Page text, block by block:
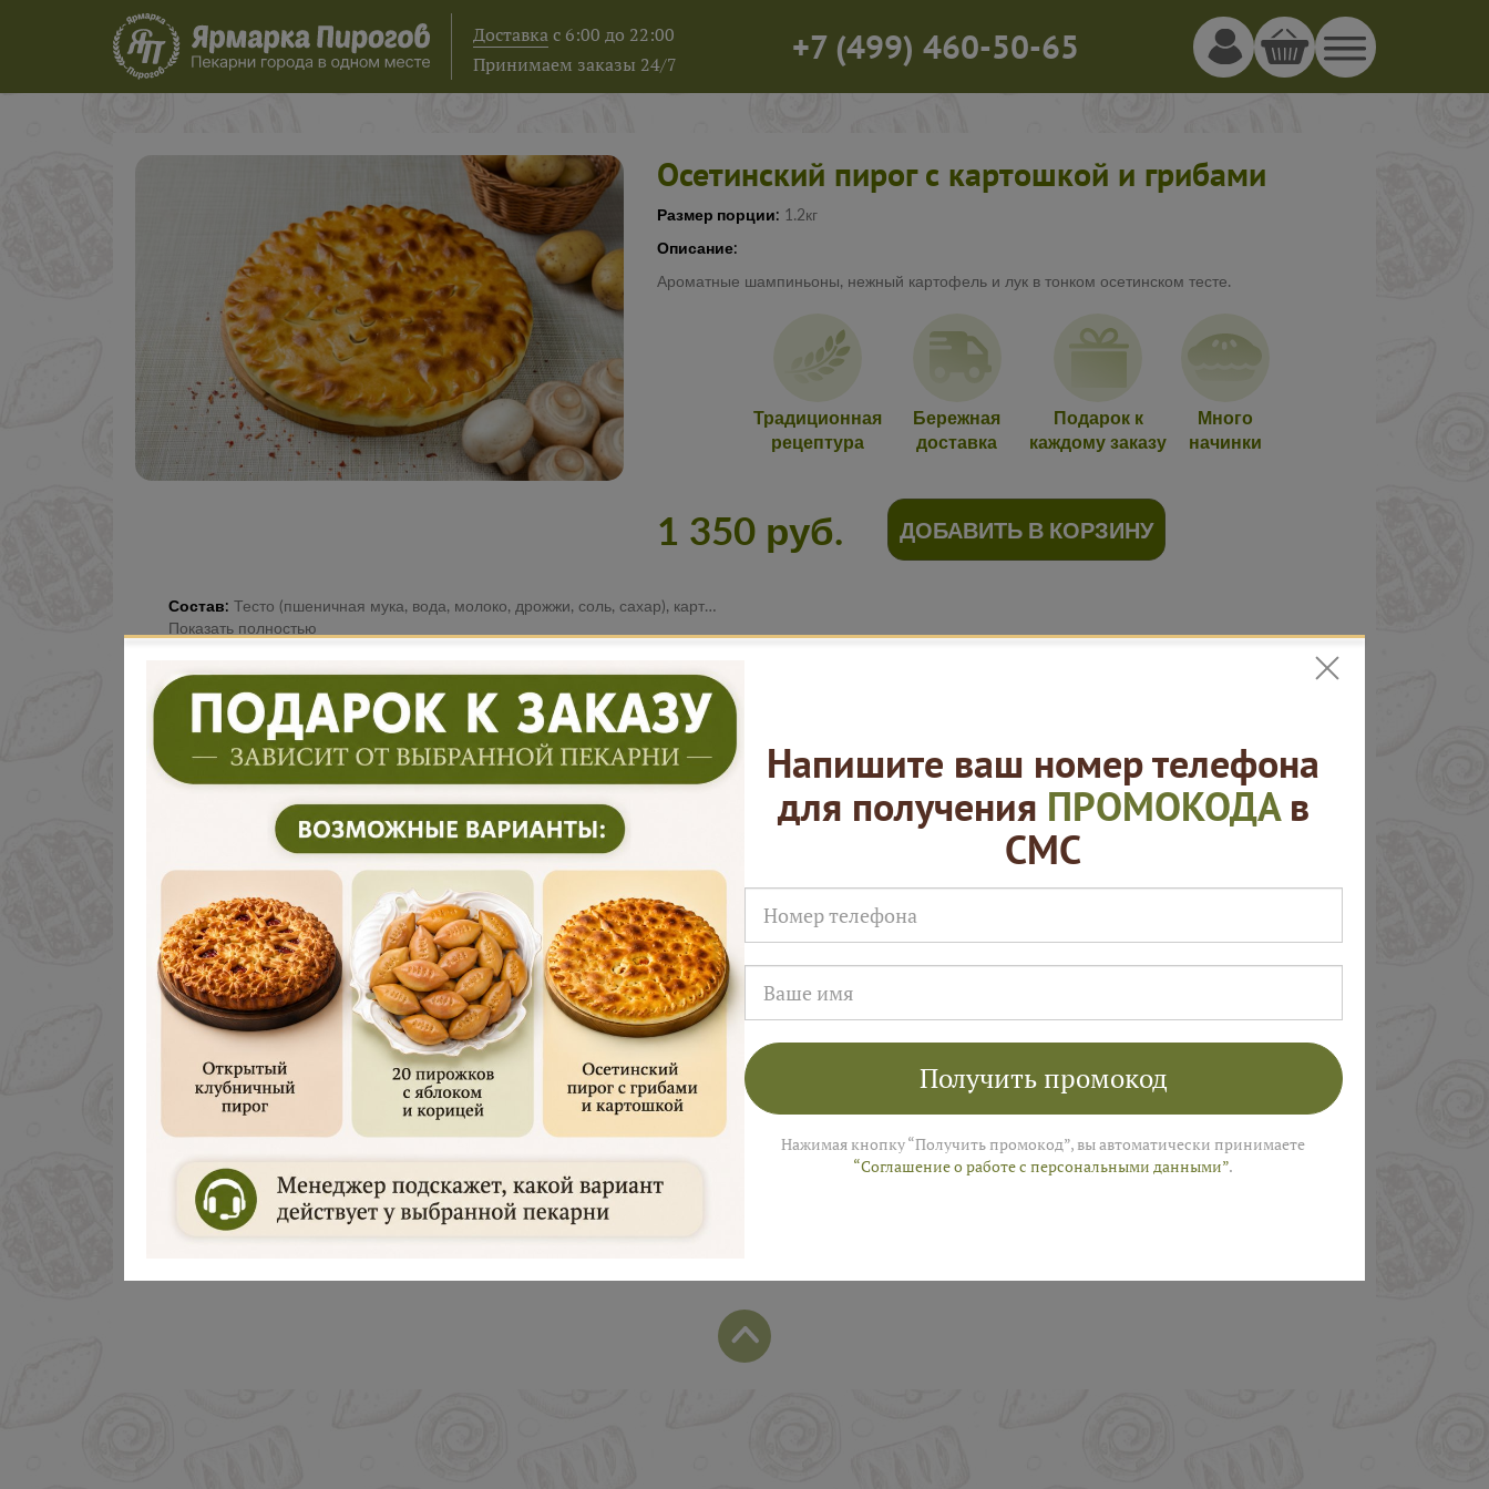
Доставкас 6:00 до 22:00
Принимаем заказы 24/7
+7(499) 460-50-65
Осетинский пирог с картошкой и грибами
Размер порции: 1.2кг
Описание:
Ароматные шампиньоны, нежный картофель и лук в тонком осетинском тесте.
Традиционная
рецептура
Бережная
доставка
Подарок к
каждому заказу
Много
начинки
1 350 руб. ДОБАВИТЬ В КОРЗИНУ
Состав: Тесто (пшеничная мука, вода, молоко, дрожжи, соль, сахар), картофель, шампиньоны, репчатый лук, соль, черный перец.
Показать полностью
Нам доверяют
Русские Пироги это
Дарим 500 рублей на заказ в августе!
Введите ваш номер телефона и мы пришлем промокод для подарка в смс
ПОЛУЧИТЬ
Популярные позиции
Напишите ваш номер телефона
для получения ПРОМОКОДАв
СМС
Получить промокод
Нажимая кнопку “Получить промокод”, вы автоматически принимаете
“Соглашение о работе с персональными данными”.